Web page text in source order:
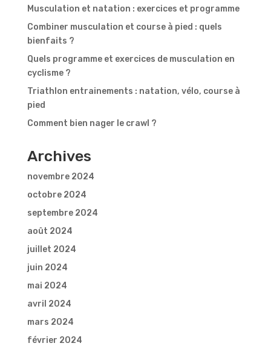
Musculation et natation : exercices et programme
Combiner musculation et course à pied : quels
bienfaits ?
Quels programme et exercices de musculation en
cyclisme ?
Triathlon entrainements : natation, vélo, course à
pied
Comment bien nager le crawl ?
Archives
novembre 2024
octobre 2024
septembre 2024
août 2024
juillet 2024
juin 2024
mai 2024
avril 2024
mars 2024
février 2024